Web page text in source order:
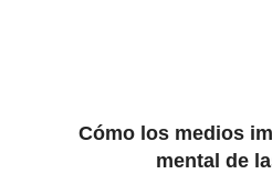
Cómo los medios
mental de